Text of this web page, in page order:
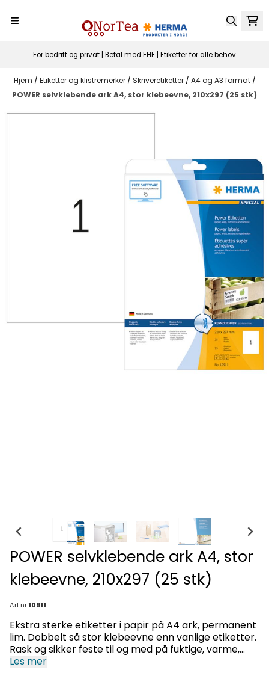
For bedrift og privat | Betal med EHF | Etiketter for alle behov
Hjem / Etiketter og klistremerker / Skriveretiketter / A4 og A3 format /
POWER selvklebende ark A4, stor klebeevne, 210x297 (25 stk)
POWER selvklebende ark A4, stor
klebeevne, 210x297 (25 stk)
Art.nr:10911
Ekstra sterke etiketter i papir på A4 ark, permanent
lim. Dobbelt så stor klebeevne enn vanlige etiketter.
Rask og sikker feste til og med på fuktige, varme,
kalde, rue, støvete og runde flater. Ideelt for merking
Les mer